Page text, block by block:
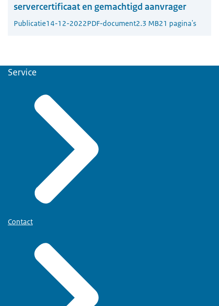
servercertificaat en gemachtigd aanvrager
Publicatie14-12-2022PDF-document2.3 MB21 pagina's
Service
Contact